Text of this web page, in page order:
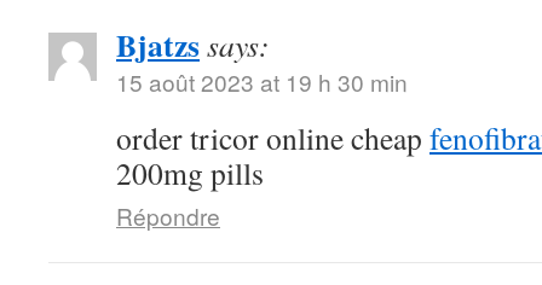
Bjatzssays:
15 août 2023 at 19 h 30 min
order tricor online cheap
200mg pills
Répondre